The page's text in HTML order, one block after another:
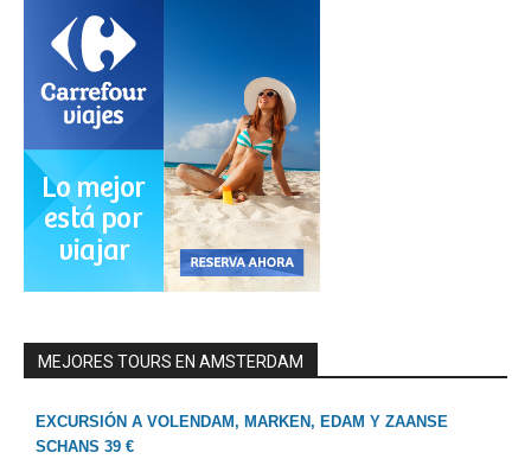
MEJORES TOURS EN AMSTERDAM
EXCURSIÓN A VOLENDAM, MARKEN, EDAM Y ZAANSE
SCHANS 39 €